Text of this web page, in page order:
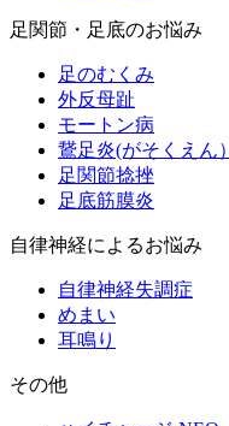
足関節・足底のお悩み
足のむくみ
外反母趾
モートン病
鵞足炎(がそくえん）
足関節捻挫
足底筋膜炎
自律神経によるお悩み
自律神経失調症
めまい
耳鳴り
その他